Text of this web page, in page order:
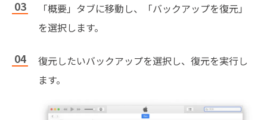
「概要」タブに移動し、「バックアップを復元」
を選択します。
復元したいバックアップを選択し、復元を実行し
ます。